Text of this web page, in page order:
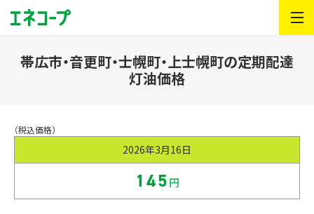
帯広市・音更町・士幌町・上士幌町の定期配達
灯油価格
（税込価格）
2026年3月16日
145円